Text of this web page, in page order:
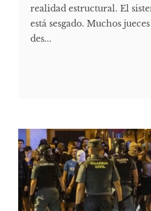
realidad estructural. El
está sesgado. Muchos
des...